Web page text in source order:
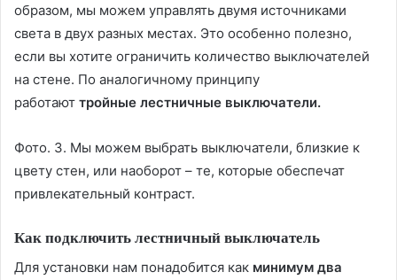
образом, мы можем управлять двумя источниками
света в двух разных местах. Это особенно полезно,
если вы хотите ограничить количество выключателей
на стене. По аналогичному принципу
работают тройные лестничные выключатели.
Фото. 3. Мы можем выбрать выключатели, близкие к
цвету стен, или наоборот – те, которые обеспечат
привлекательный контраст.
Как подключить лестничный выключатель
Для установки нам понадобится как минимум два